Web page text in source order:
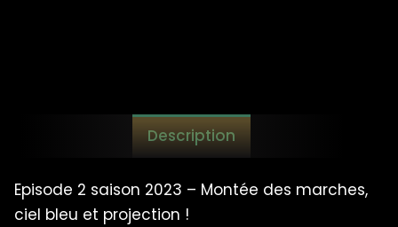
Description
Episode 2 saison 2023 – Montée des marches,
ciel bleu et projection !